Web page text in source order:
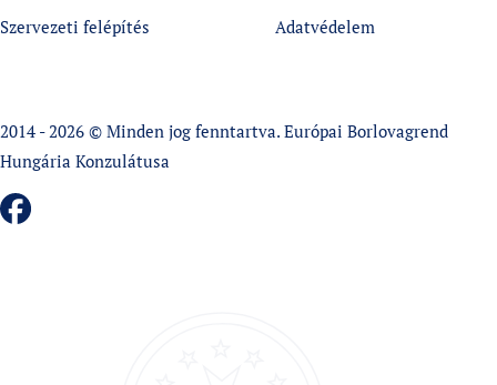
Szervezeti felépítés
Adatvédelem
2014 - 2026 © Minden jog fenntartva. Európai Borlovagrend
Hungária Konzulátusa